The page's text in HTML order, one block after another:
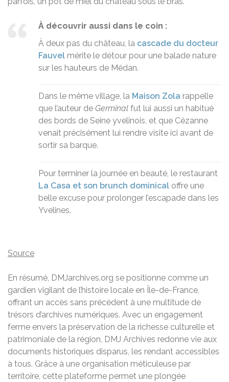
À découvrir aussi dans le coin :
À deux pas du château, la cascade du docteur
Fauvel mérite le détour pour une balade nature
sur les hauteurs de Médan.
Dans le même village, la Maison Zola rappelle
que l’auteur de Germinal fut lui aussi un habitué
des bords de Seine yvelinois, et que Cézanne
venait précisément lui rendre visite ici avant de
sortir sa barque.
Pour terminer la journée en beauté, le restaurant
La Casa et son brunch dominical offre une
belle excuse pour prolonger l’escapade dans les
Yvelines.
Source
En résumé, DMJarchives.org se positionne comme un
gardien vigilant de l’histoire locale en Île-de-France,
offrant un accès sans précédent à une multitude de
trésors d’archives numériques. Avec un engagement
ferme envers la préservation de la richesse culturelle et
patrimoniale de la région, DMJ Archives redonne vie aux
documents historiques disparus, les rendant accessibles
à tous. Grâce à une organisation méticuleuse par
territoire, cette plateforme permet une plongée